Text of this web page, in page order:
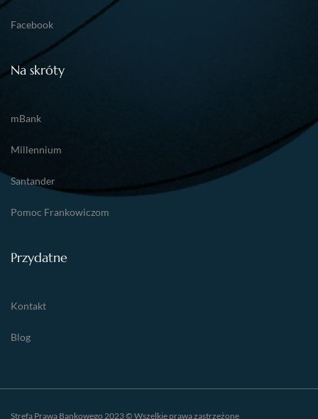
Facebook
Na skróty
mBank
Millennium
Santander
Pomoc Frankowiczom
Przydatne
Kontakt
Blog
Strefa Prawa Bankowego 2023 © Wszelkie prawa zastrzeżone